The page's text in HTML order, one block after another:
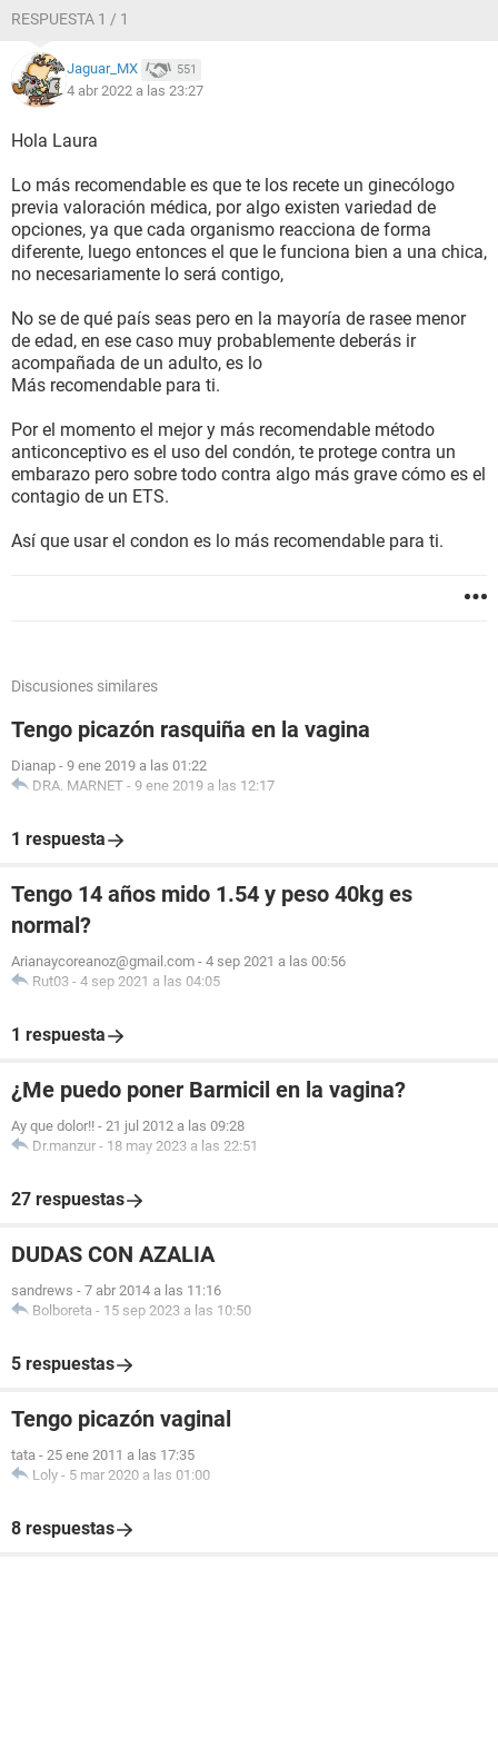
RESPUESTA 1 / 1
Jaguar_MX 551
4 abr 2022 a las 23:27
Hola Laura
Lo más recomendable es que te los recete un ginecólogo
previa valoración médica, por algo existen variedad de
opciones, ya que cada organismo reacciona de forma
diferente, luego entonces el que le funciona bien a una chica,
no necesariamente lo será contigo,
No se de qué país seas pero en la mayoría de rasee menor
de edad, en ese caso muy probablemente deberás ir
acompañada de un adulto, es lo
Más recomendable para ti.
Por el momento el mejor y más recomendable método
anticonceptivo es el uso del condón, te protege contra un
embarazo pero sobre todo contra algo más grave cómo es el
contagio de un ETS.
Así que usar el condon es lo más recomendable para ti.
Discusiones similares
Tengo picazón rasquiña en la vagina
Dianap - 9 ene 2019 a las 01:22
DRA. MARNET - 9 ene 2019 a las 12:17
1 respuesta
Tengo 14 años mido 1.54 y peso 40kg es
normal?
Arianaycoreanoz@gmail.com - 4 sep 2021 a las 00:56
Rut03 - 4 sep 2021 a las 04:05
1 respuesta
¿Me puedo poner Barmicil en la vagina?
Ay que dolor!! - 21 jul 2012 a las 09:28
Dr.manzur - 18 may 2023 a las 22:51
27 respuestas
DUDAS CON AZALIA
sandrews - 7 abr 2014 a las 11:16
Bolboreta - 15 sep 2023 a las 10:50
5 respuestas
Tengo picazón vaginal
tata - 25 ene 2011 a las 17:35
Loly - 5 mar 2020 a las 01:00
8 respuestas